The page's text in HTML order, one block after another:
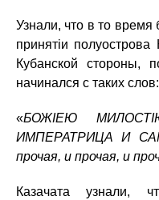
Узнали, что в то
принятiи
Кубанской стороны,
начинался с таких слов:
«БОЖIЕЮ
ИМПЕРАТРИЦА И
прочая, и прочая, и
Казачата узнали,